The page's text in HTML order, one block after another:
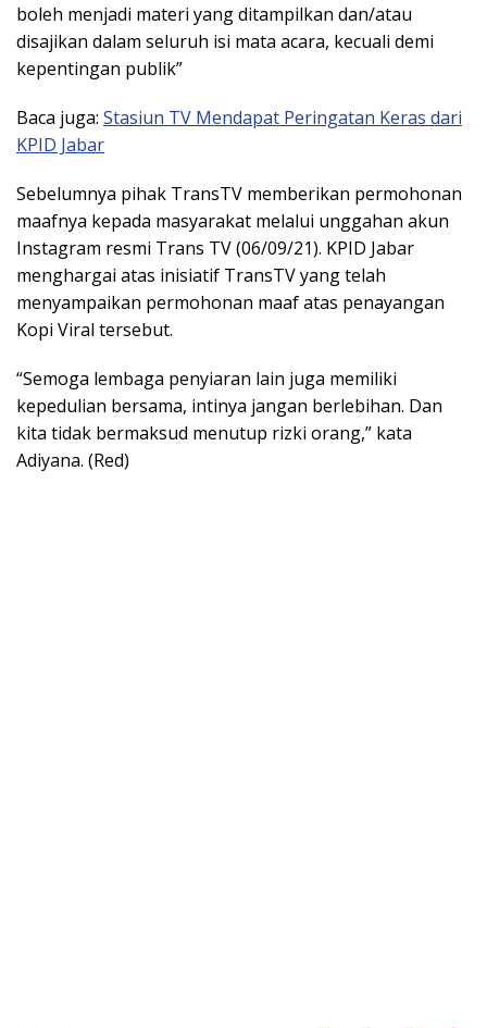
boleh menjadi materi yang ditampilkan dan/atau
disajikan dalam seluruh isi mata acara, kecuali demi
kepentingan publik”
Baca juga: Stasiun TV Mendapat Peringatan Keras dari
KPID Jabar
Sebelumnya pihak TransTV memberikan permohonan
maafnya kepada masyarakat melalui unggahan akun
Instagram resmi Trans TV (06/09/21). KPID Jabar
menghargai atas inisiatif TransTV yang telah
menyampaikan permohonan maaf atas penayangan
Kopi Viral tersebut.
“Semoga lembaga penyiaran lain juga memiliki
kepedulian bersama, intinya jangan berlebihan. Dan
kita tidak bermaksud menutup rizki orang,” kata
Adiyana. (Red)